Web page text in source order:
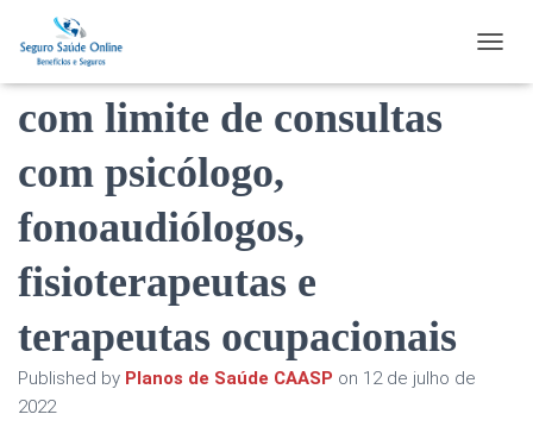
Planos de saúde acabam
com limite de consultas
com psicólogo,
fonoaudiólogos,
fisioterapeutas e
terapeutas ocupacionais
Published by Planos de Saúde CAASP on 12 de julho de
2022